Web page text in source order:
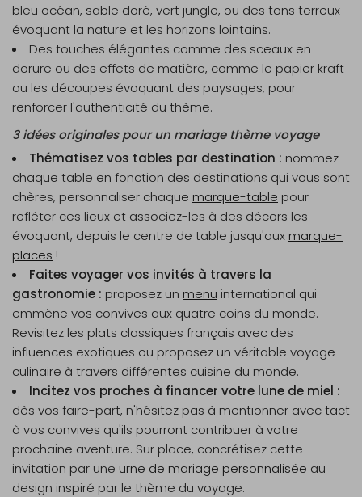
bleu océan, sable doré, vert jungle, ou des tons terreux
évoquant la nature et les horizons lointains.
Des touches élégantes comme des sceaux en
dorure ou des effets de matière, comme le papier kraft
ou les découpes évoquant des paysages, pour
renforcer l'authenticité du thème.
3 idées originales pour un mariage thème voyage
Thématisez vos tables par destination : nommez
chaque table en fonction des destinations qui vous sont
chères, personnaliser chaque marque-table pour
refléter ces lieux et associez-les à des décors les
évoquant, depuis le centre de table jusqu'aux marque-
places !
Faites voyager vos invités à travers la
gastronomie : proposez un menu international qui
emmène vos convives aux quatre coins du monde.
Revisitez les plats classiques français avec des
influences exotiques ou proposez un véritable voyage
culinaire à travers différentes cuisine du monde.
Incitez vos proches à financer votre lune de miel :
dès vos faire-part, n'hésitez pas à mentionner avec tact
à vos convives qu'ils pourront contribuer à votre
prochaine aventure. Sur place, concrétisez cette
invitation par une urne de mariage personnalisée au
design inspiré par le thème du voyage.